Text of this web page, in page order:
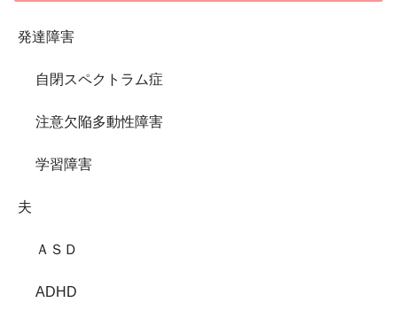
発達障害
自閉スペクトラム症
注意欠陥多動性障害
学習障害
夫
ＡＳＤ
ADHD